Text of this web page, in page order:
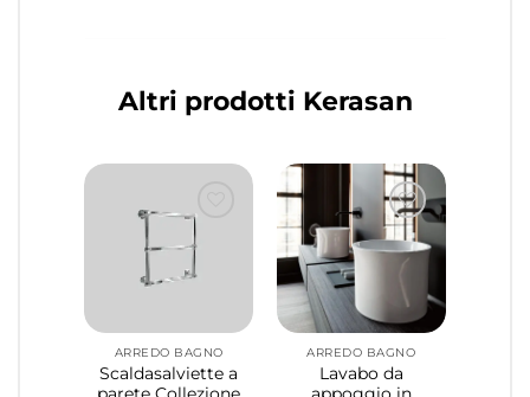
Altri prodotti Kerasan
ARREDO BAGNO
Scaldasalviette a
parete Collezione
ARREDO BAGNO
Lavabo da
appoggio in